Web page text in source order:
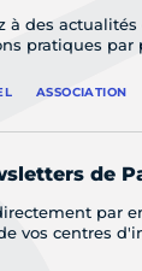
à des actualités
pratiques par
ASSOCIATION
de
par
vos centres